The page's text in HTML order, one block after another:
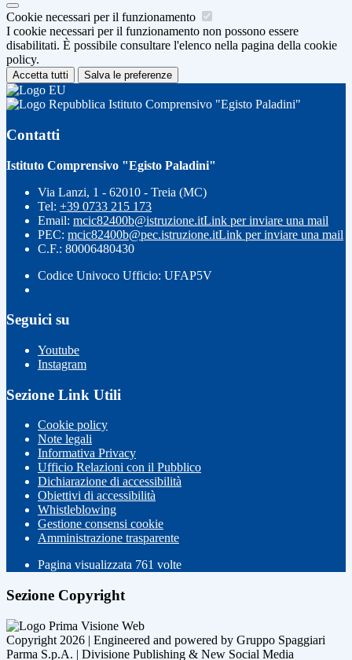
Cookie necessari per il funzionamento
I cookie necessari per il funzionamento non possono essere
disabilitati. È possibile consultare l'elenco nella pagina della cookie
policy.
Accetta tutti Salva le preferenze
Istituto Comprensivo "Egisto Paladini"
Contatti
Istituto Comprensivo "Egisto Paladini"
Via Lanzi, 1 - 62010 - Treia (MC)
Tel: +39 0733 215 173
Email: mcic82400b@istruzione.itLink per inviare una mail
PEC: mcic82400b@pec.istruzione.itLink per inviare una mail
C.F.: 80006480430
Codice Univoco Ufficio: UFAP5V
Seguici su
Youtube
Instagram
Sezione Link Utili
Cookie policy
Note legali
Informativa Privacy
Ufficio Relazioni con il Pubblico
Dichiarazione di accessibilità
Obiettivi di accessibilità
Whistleblowing
Gestione consensi cookie
Amministrazione trasparente
Pagina visualizzata 761 volte
Sezione Copyright
Copyright 2026 | Engineered and powered by Gruppo Spaggiari
Parma S.p.A. | Divisione Publishing & New Social Media